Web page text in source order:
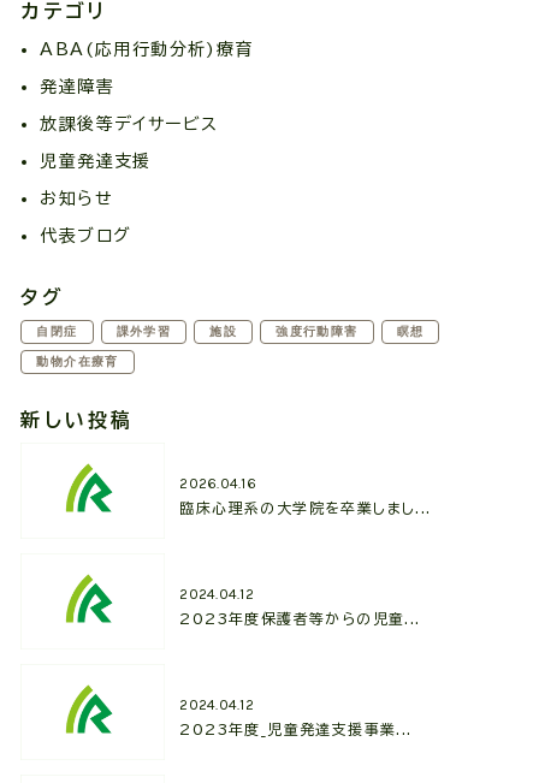
カテゴリ
ABA(応用行動分析)療育
発達障害
放課後等デイサービス
児童発達支援
お知らせ
代表ブログ
タグ
自閉症 課外学習 施設 強度行動障害 瞑想
動物介在療育
新しい投稿
2026.04.16
臨床心理系の大学院を卒業しまし...
2024.04.12
2023年度保護者等からの児童...
2024.04.12
2023年度_児童発達支援事業...